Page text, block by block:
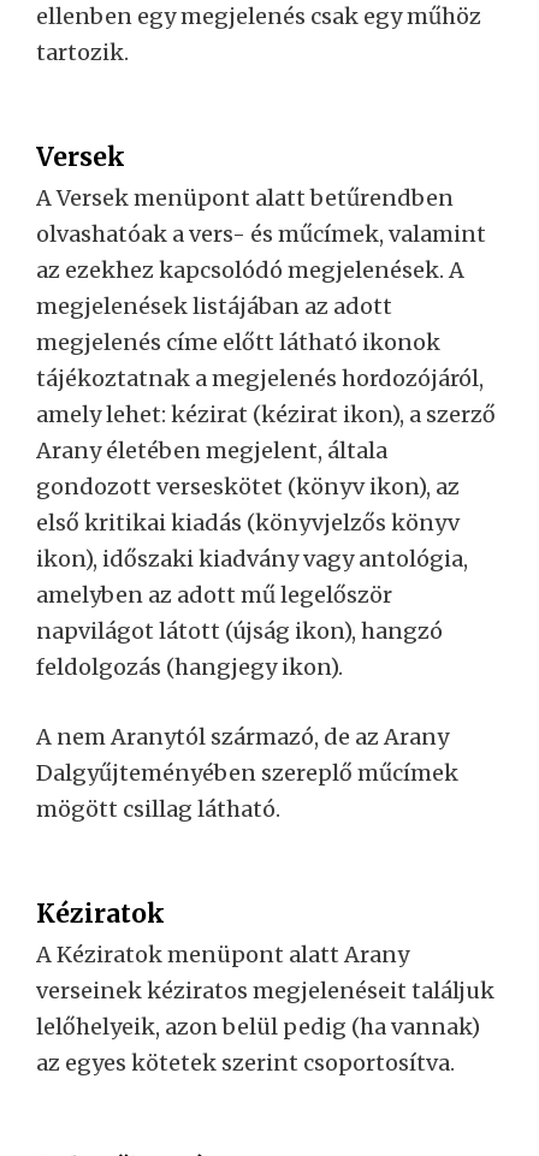
ellenben egy megjelenés csak egy műhöz
tartozik.
Versek
A Versek menüpont alatt betűrendben
olvashatóak a vers- és műcímek, valamint
az ezekhez kapcsolódó megjelenések. A
megjelenések listájában az adott
megjelenés címe előtt látható ikonok
tájékoztatnak a megjelenés hordozójáról,
amely lehet: kézirat (kézirat ikon), a szerző
Arany életében megjelent, általa
gondozott verseskötet (könyv ikon), az
első kritikai kiadás (könyvjelzős könyv
ikon), időszaki kiadvány vagy antológia,
amelyben az adott mű legelőször
napvilágot látott (újság ikon), hangzó
feldolgozás (hangjegy ikon).
A nem Aranytól származó, de az Arany
Dalgyűjteményében szereplő műcímek
mögött csillag látható.
Kéziratok
A Kéziratok menüpont alatt Arany
verseinek kéziratos megjelenéseit találjuk
lelőhelyeik, azon belül pedig (ha vannak)
az egyes kötetek szerint csoportosítva.